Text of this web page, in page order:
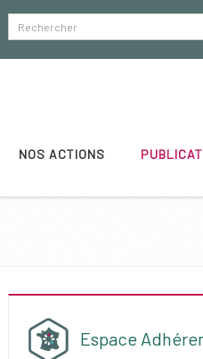
NOS ACTIONS
Espace